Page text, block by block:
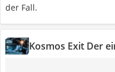
der Fall.
Kosmos Exit Der